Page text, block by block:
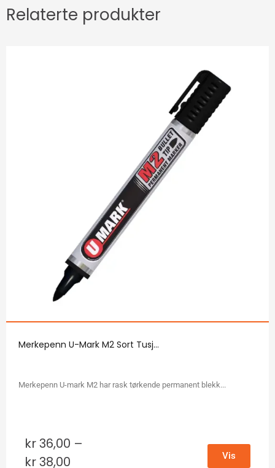
Relaterte produkter
Merkepenn U-Mark M2 Sort Tusj...
Merkepenn U-mark M2 har rask tørkende permanent blekk...
kr36,00 –
kr38,00 Vis